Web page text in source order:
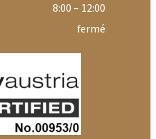
8:00 – 12:00
fermé